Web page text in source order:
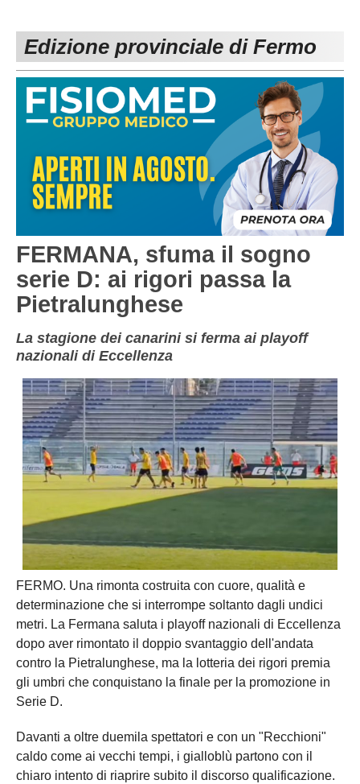
Carica la tua Rosa
1^ CATEGORIA
2^ CATEGORIA
3^ CATEGORIA
Edizione provinciale di Fermo
FERMANA, sfuma il sogno
serie D: ai rigori passa la
Pietralunghese
La stagione dei canarini si ferma ai playoff
nazionali di Eccellenza
FERMO. Una rimonta costruita con cuore, qualità e
determinazione che si interrompe soltanto dagli undici
metri. La Fermana saluta i playoff nazionali di Eccellenza
dopo aver rimontato il doppio svantaggio dell'andata
contro la Pietralunghese, ma la lotteria dei rigori premia
gli umbri che conquistano la finale per la promozione in
Serie D.
Davanti a oltre duemila spettatori e con un "Recchioni"
caldo come ai vecchi tempi, i gialloblù partono con il
chiaro intento di riaprire subito il discorso qualificazione.